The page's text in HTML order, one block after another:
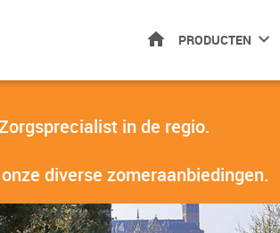
HOMEPRODUCTEN
in de regio.
diverse zomeraanbiedingen.